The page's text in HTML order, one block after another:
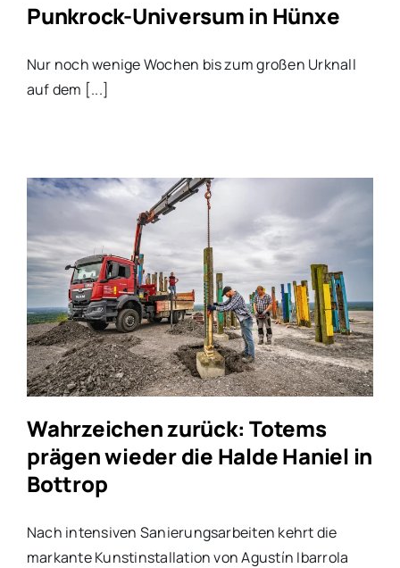
Punkrock-Universum in Hünxe
Nur noch wenige Wochen bis zum großen Urknall
auf dem [...]
Wahrzeichen zurück: Totems
prägen wieder die Halde Haniel in
Bottrop
Nach intensiven Sanierungsarbeiten kehrt die
markante Kunstinstallation von Agustín Ibarrola